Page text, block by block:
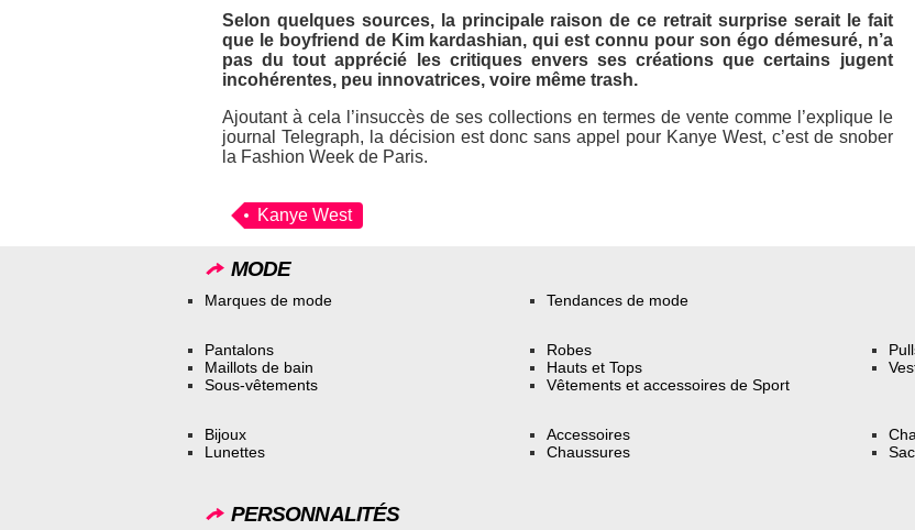
Selon quelques sources, la principale raison de ce retrait surprise serait le fait
que le boyfriend de Kim kardashian, qui est connu pour son égo démesuré, n’a
pas du tout apprécié les critiques envers ses créations que certains jugent
incohérentes, peu innovatrices, voire même trash.
Ajoutant à cela l’insuccès de ses collections en termes de vente comme l’explique le
journal Telegraph, la décision est donc sans appel pour Kanye West, c’est de snober
la Fashion Week de Paris.
Kanye West
MODE
Marques de mode Tendances de mode
Pantalons
Maillots de bain
Sous-vêtements
Robes
Hauts et Tops
Vêtements et accessoires de Sport
Bijoux
Lunettes
Accessoires
Chaussures
PERSONNALITÉS